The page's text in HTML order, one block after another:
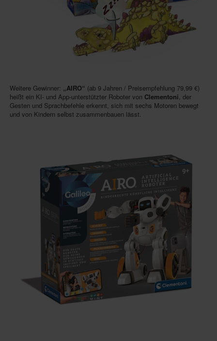
Veranstaltungen-Events
In eigener Sache-On our own behalf
Archivierte Meldungen-News archive
Weitere Gewinner: „AIRO“ (ab 9 Jahren / Preisempfehlung 79,99 €)
heißt ein KI- und App-unterstützter Roboter von Clementoni, der
Gesten und Sprachbefehle erkennt, sich mit sechs Motoren bewegt
und von Kindern selbst zusammenbauen lässt.